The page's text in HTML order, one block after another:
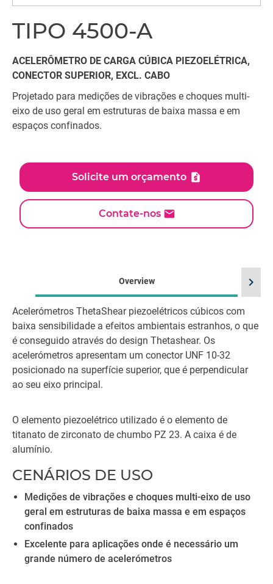
TIPO 4500-A
ACELERÔMETRO DE CARGA CÚBICA PIEZOELÉTRICA,
CONECTOR SUPERIOR, EXCL. CABO
Projetado para medições de vibrações e choques multi-
eixo de uso geral em estruturas de baixa massa e em
espaços confinados.
Solicite um orçamento
Contate-nos
Overview
Acelerómetros ThetaShearpiezoelétricos cúbicos com
baixa sensibilidade a efeitos ambientais estranhos, o que
é conseguido através do design Thetashear. Os
acelerómetros apresentam um conector UNF 10-32
posicionado na superfície superior, que é perpendicular
ao seu eixo principal.
O elemento piezoelétrico utilizado é o elemento de
titanato de zirconato de chumbo PZ 23. A caixa é de
alumínio.
CENÁRIOS DE USO
Medições de vibrações e choques multi-eixo de uso
geral em estruturas de baixa massa e em espaços
confinados
Excelente para aplicações onde é necessário um
grande número de acelerómetros
chevron_right